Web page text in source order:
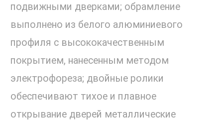
подвижными дверками; обрамление
выполнено из белого алюминиевого
профиля с высококачественным
покрытием, нанесенным методом
электрофореза; двойные ролики
обеспечивают тихое и плавное
открывание дверей металлические